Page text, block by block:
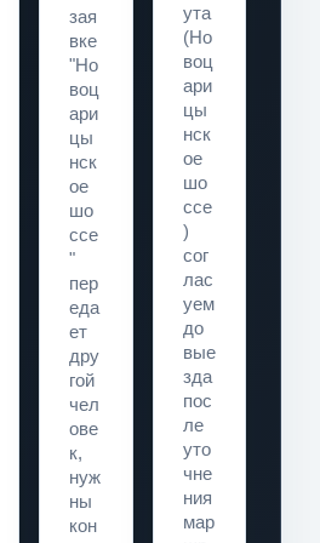
зая
вке
"Но
воц
ари
цы
нск
ое
шо
ссе
"
пер
еда
ет
дру
гой
чел
ове
к,
нуж
ны
кон
ута
(Но
воц
ари
цы
нск
ое
шо
ссе
)
сог
лас
уем
до
вые
зда
пос
ле
уто
чне
ния
мар